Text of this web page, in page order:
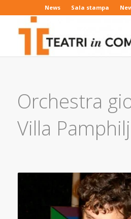
News Sala stampa
Orchestra
Villa Pamphilj